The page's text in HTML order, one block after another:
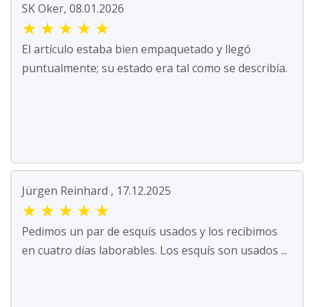
SK Oker, 08.01.2026
★ ★ ★ ★ ★
El artículo estaba bien empaquetado y llegó
puntualmente; su estado era tal como se describía.
Jürgen Reinhard , 17.12.2025
★ ★ ★ ★ ★
Pedimos un par de esquís usados y los recibimos
en cuatro días laborables. Los esquís son usados ...